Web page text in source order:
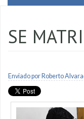
SE
Enviado por Roberto